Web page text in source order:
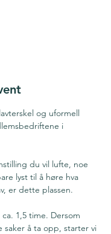
og uformell
i
du vil lufte, noe
lyst til å høre hva
er dette plassen.
1,5 time. Dersom
saker å ta opp, starter vi